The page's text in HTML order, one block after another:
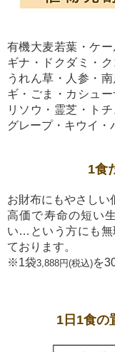
有機大麦若葉・ケ
ギナ・ドクダミ・
うれん草・人参・
ギ・ごま・カシュ
リソウ・霊芝・ト
グレープ・キウイ・
1食
お財布にもやさしい
高価で寿命の短い
い…という方にも無
ております。
※1袋3,888円(税込)を
1日1食の